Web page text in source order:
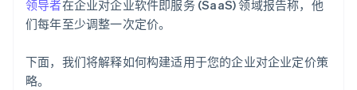
外部市场条件
终身价值和流失率
领导者在企业对企业软件即服务 (SaaS) 领域报告称，他
们每年至少调整一次定价。
下面，我们将解释如何构建适用于您的企业对企业定价策
略。